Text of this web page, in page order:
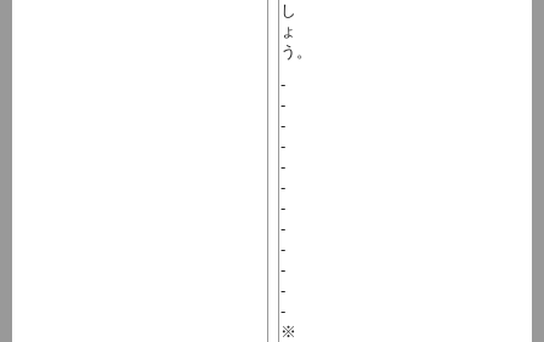
し
ょ
う。
-
-
-
-
-
-
-
-
-
-
-
-
※